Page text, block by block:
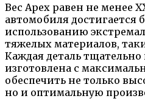
Вес Apex равен не менее
автомобиля достигается
использованию
тяжелых материалов,
Каждая деталь
изготовлена с
обеспечить не только
но и оптимальную